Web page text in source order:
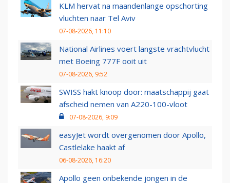
KLM hervat na maandenlange opschorting
vluchten naar Tel Aviv
07-08-2026, 11:10
National Airlines voert langste vrachtvlucht
met Boeing 777F ooit uit
07-08-2026, 9:52
SWISS hakt knoop door: maatschappij gaat
afscheid nemen van A220-100-vloot
07-08-2026, 9:09
easyJet wordt overgenomen door Apollo,
Castlelake haakt af
06-08-2026, 16:20
Apollo geen onbekende jongen in de